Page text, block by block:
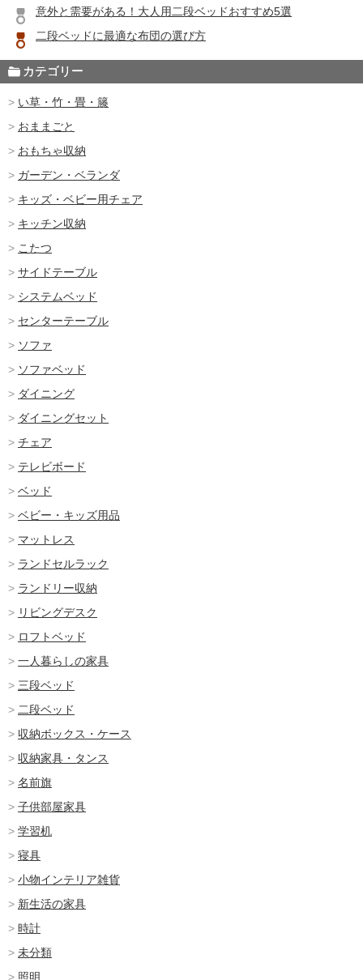
意外と需要がある！大人用二段ベッドおすすめ5選
二段ベッドに最適な布団の選び方
カテゴリー
い草・竹・畳・籐
おままごと
おもちゃ収納
ガーデン・ベランダ
キッズ・ベビー用チェア
キッチン収納
こたつ
サイドテーブル
システムベッド
センターテーブル
ソファ
ソファベッド
ダイニング
ダイニングセット
チェア
テレビボード
ベッド
ベビー・キッズ用品
マットレス
ランドセルラック
ランドリー収納
リビングデスク
ロフトベッド
一人暮らしの家具
三段ベッド
二段ベッド
収納ボックス・ケース
収納家具・タンス
名前旗
子供部屋家具
学習机
寝具
小物インテリア雑貨
新生活の家具
時計
未分類
照明